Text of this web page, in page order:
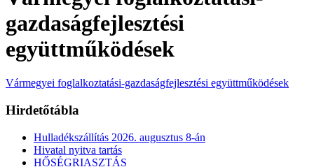
gazdaságfejlesztési
együttműködések
Vármegyei foglalkoztatási-gazdaságfejlesztési együttműködések
Hirdetőtábla
Hulladékszállítás 2026. augusztus 8-án
Hivatal nyitva tartás
HŐSÉGRIASZTÁS